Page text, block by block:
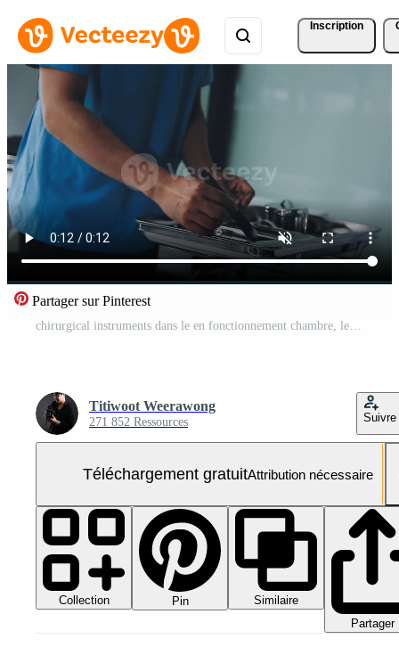
Inscription
Partager sur Pinterest
chirurgical instruments dans le en fonctionnement chambre, le du chirurgien assistant arrange leur sur une stérile Takani. le concept de la médecine, chirurgie, stérile zone. Plastique chirurgie. sélectif se concentrer. Vidéo Gratuite
Titiwoot Weerawong
271 852 Ressources Suivre
Téléchargement gratuitAttribution nécessaire
Collection Pin
Similaire
Partager